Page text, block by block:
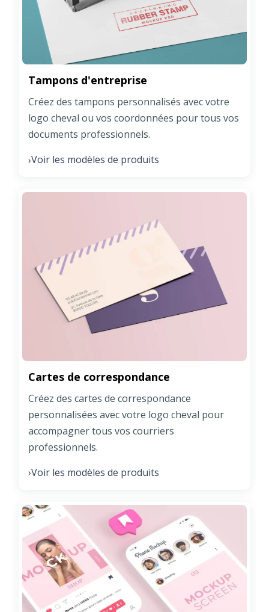
Tampons d'entreprise
Créez des tampons personnalisés avec votre
logo cheval ou vos coordonnées pour tous vos
documents professionnels.
›Voir les modèles de produits
Cartes de correspondance
Créez des cartes de correspondance
personnalisées avec votre logo cheval pour
accompagner tous vos courriers
professionnels.
›Voir les modèles de produits